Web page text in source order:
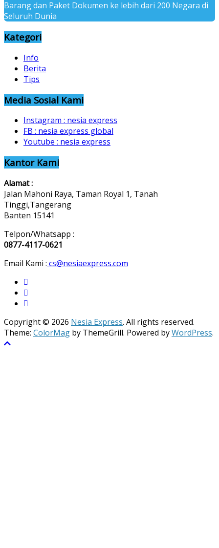
Barang dan Paket Dokumen ke lebih dari 200 Negara di
Seluruh Dunia
Kategori
Info
Berita
Tips
Media Sosial Kami
Instagram : nesia express
FB : nesia express global
Youtube : nesia express
Kantor Kami
Alamat :
Jalan Mahoni Raya, Taman Royal 1, Tanah
Tinggi,Tangerang
Banten 15141
Telpon/Whatsapp :
0877-4117-0621
Email Kami : cs@nesiaexpress.com
Copyright © 2026 Nesia Express. All rights reserved.
Theme: ColorMag by ThemeGrill. Powered byWordPress.